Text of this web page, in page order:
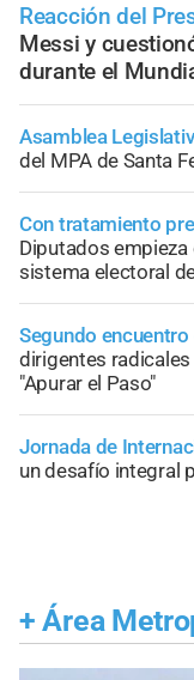
Reacción del
Messi y
durante el
Asamblea
del MPA de Santa
Con tratamiento
Diputados
sistema electoral
Segundo
dirigentes
"Apurar el Paso"
Jornada de
un desafío integral
+ Área